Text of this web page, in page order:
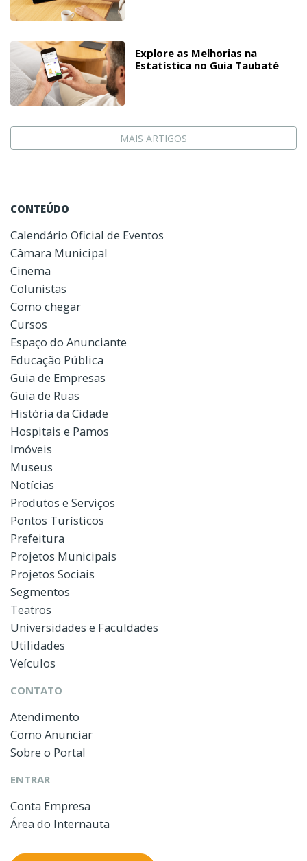
Explore as Melhorias na
Estatística no Guia Taubaté
MAIS ARTIGOS
CONTEÚDO
Calendário Oficial de Eventos
Câmara Municipal
Cinema
Colunistas
Como chegar
Cursos
Espaço do Anunciante
Educação Pública
Guia de Empresas
Guia de Ruas
História da Cidade
Hospitais e Pamos
Imóveis
Museus
Notícias
Produtos e Serviços
Pontos Turísticos
Prefeitura
Projetos Municipais
Projetos Sociais
Segmentos
Teatros
Universidades e Faculdades
Utilidades
Veículos
CONTATO
Atendimento
Como Anunciar
Sobre o Portal
ENTRAR
Conta Empresa
Área do Internauta